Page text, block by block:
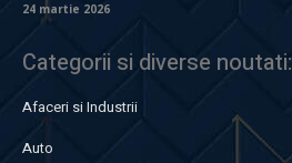
24 martie 2026
Categorii si diverse noutati:
Afaceri si Industrii
Auto